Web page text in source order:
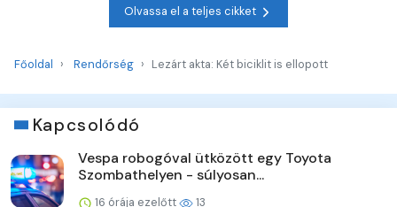
Olvassa el a teljes cikket
Főoldal Rendőrség Lezárt akta: Két biciklit is ellopott
Kapcsolódó
Vespa robogóval ütközött egy Toyota
Szombathelyen - súlyosan...
16 órája ezelőtt 13